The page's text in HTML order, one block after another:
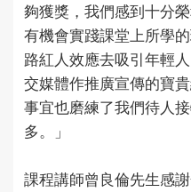
夠獲獎，我們感到十分
有機會實踐課堂上所學
路紅人效應去吸引年輕
交媒體作推廣宣傳的寶
事宜也磨練了我們待人
多。」
課程講師曾良倫先生感